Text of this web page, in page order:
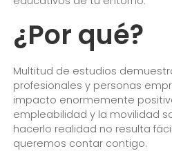
¿Por qué?
Multitud de estudios
profesionales y personas
impacto enormemente
empleabilidad y la movilidad
hacerlo realidad no resulta
queremos contar contigo.